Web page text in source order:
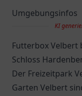
Umgebungsinfos
KI
Futterbox Velbert
Schloss
Der Freizeitpark
Garten Velbert